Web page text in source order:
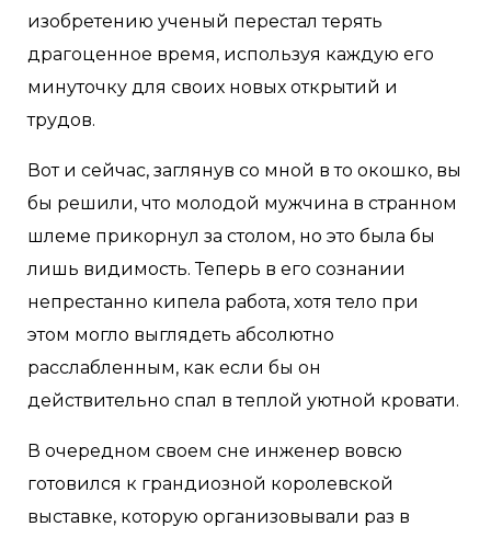
изобретению ученый перестал терять
драгоценное время, используя каждую его
минуточку для своих новых открытий и
трудов.
Вот и сейчас, заглянув со мной в то окошко, вы
бы решили, что молодой мужчина в странном
шлеме прикорнул за столом, но это была бы
лишь видимость. Теперь в его сознании
непрестанно кипела работа, хотя тело при
этом могло выглядеть абсолютно
расслабленным, как если бы он
действительно спал в теплой уютной кровати.
В очередном своем сне инженер вовсю
готовился к грандиозной королевской
выставке, которую организовывали раз в